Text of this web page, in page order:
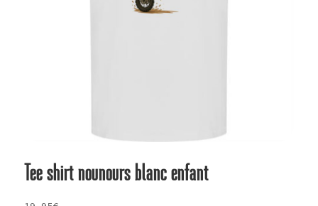
Tee shirt nounours blanc enfant